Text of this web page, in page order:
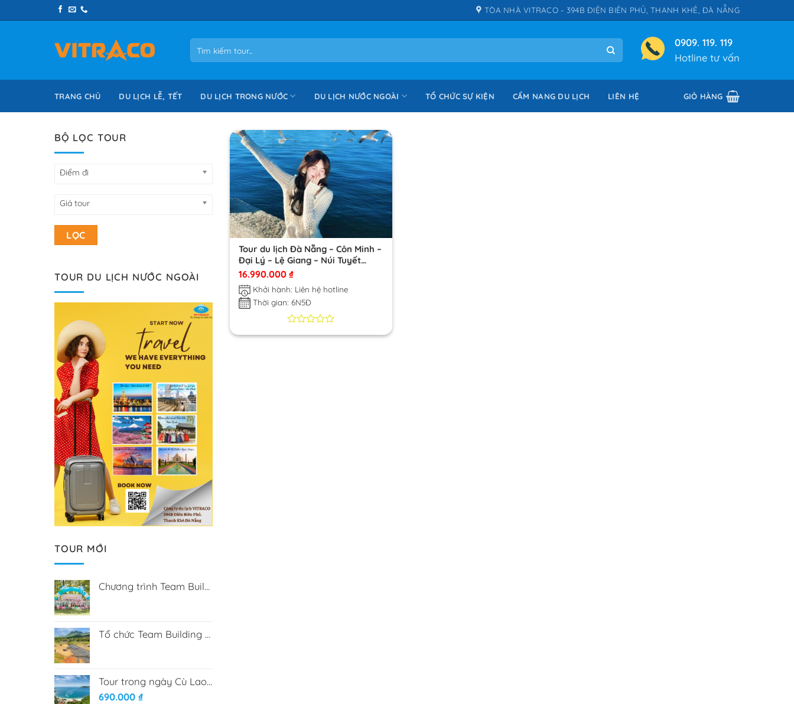
to
TÒA NHÀ VITRACO - 394B ĐIỆN BIÊN PHỦ, THANH KHÊ, ĐÀ NẴNG
kiếm:
0909. 119. 119
Hotline tư vấn
TRANG CHỦ DU LỊCH LỄ, TẾT DU LỊCH TRONG NƯỚC DU LỊCH NƯỚC NGOÀI TỔ CHỨC SỰ KIỆN CẨM NANG DU LỊCH LIÊN HỆ GIỎ HÀNG
BỘ LỌC TOUR
Điểm đi
Giá tour
LỌC
TOUR DU LỊCH NƯỚC NGOÀI
TOUR MỚI
Chương trình Team Building tại Hòa Phú Thành
Tổ chức Team Building tại Bana Rita Farm
Tour trong ngày Cù Lao Chàm từ Đà Nẵng
690.000 ₫
Tour du lịch Đà Nẵng – Côn Minh –
Đại Lý – Lệ Giang – Núi Tuyết
Ngọc Long
16.990.000₫
Khởi hành: Liên hệ hotline
Thời gian: 6N5Đ
0
0